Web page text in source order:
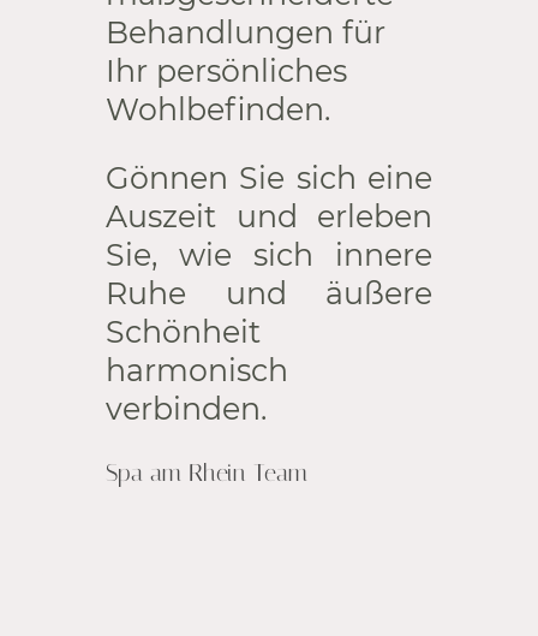
Behandlungen für
Ihr persönliches
Wohlbefinden.
Gönnen Sie sich eine
Auszeit und erleben
Sie, wie sich innere
Ruhe und äußere
Schönheit
harmonisch
verbinden.
Spa am Rhein Team